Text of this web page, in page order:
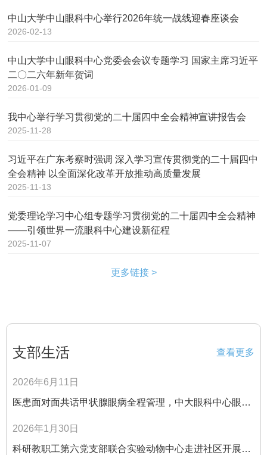
中山大学中山眼科中心举行2026年统一战线迎春座谈会
2026-02-13
中山大学中山眼科中心党委会会议专题学习 国家主席习近平
二〇二六年新年贺词
2026-01-09
我中心举行学习贯彻党的二十届四中全会精神宣讲报告会
2025-11-28
习近平在广东考察时强调 深入学习宣传贯彻党的二十届四中
全会精神 以全面深化改革开放推动高质量发展
2025-11-13
党委理论学习中心组专题学习贯彻党的二十届四中全会精神
——引领世界一流眼科中心建设新征程
2025-11-07
更多链接 >
支部生活 查看更多
2026年6月11日
医患面对面共话甲状腺眼病全程管理，中大眼科中心眼眶
2026年1月30日
科研教职工第六党支部联合实验动物中心走进社区开展爱